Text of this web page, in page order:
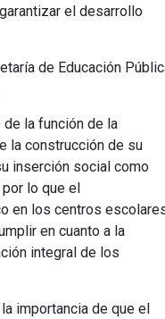
el desarrollo
de Educación
la función de la
la construcción de su
inserción social como
lo que el
en los centros
en cuanto a la
integral de los
importancia de que el